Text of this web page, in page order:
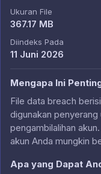
Ukuran File
367.17 MB
Diindeks Pada
11 Juni 2026
Mengapa Ini
File data breach
digunakan
pengambilalihan
akun Anda mungkin
Apa yang Dapat